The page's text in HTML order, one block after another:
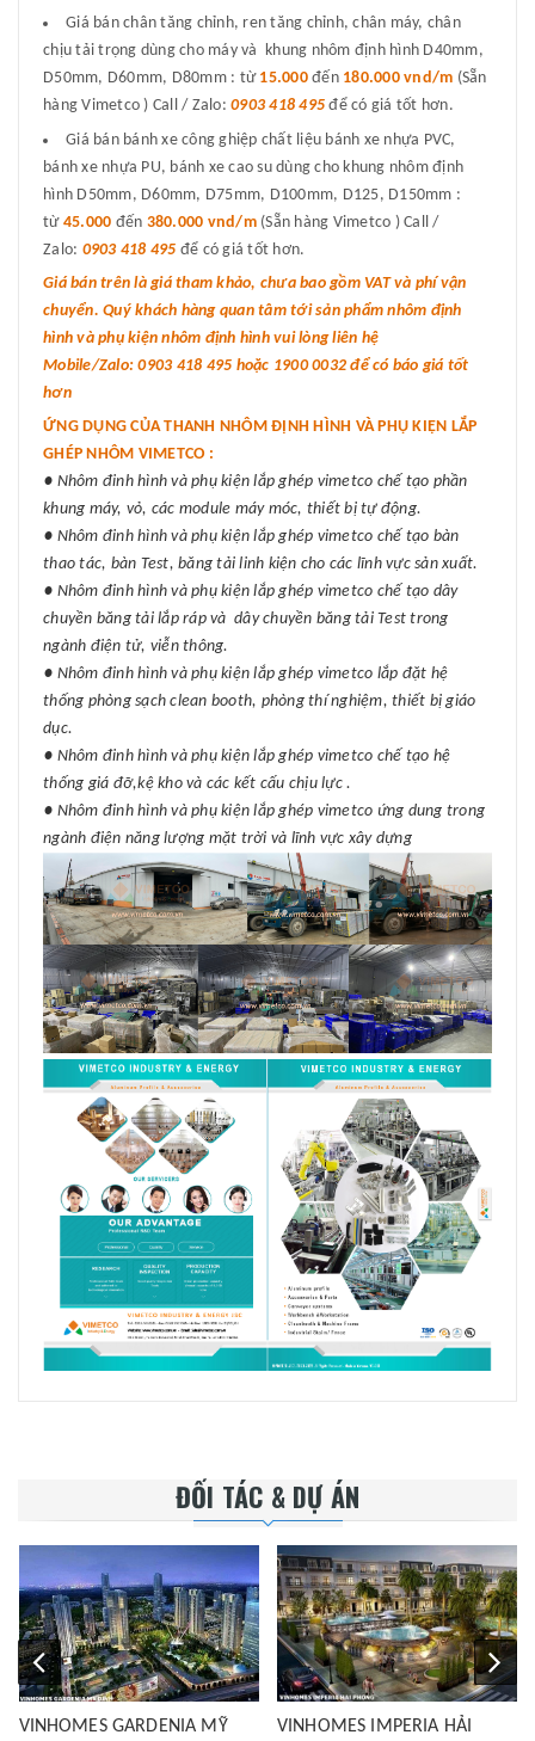
Giá bán chân tăng chỉnh, ren tăng chỉnh, chân máy, chân
chịu tải trọng dùng cho máy và khung nhôm định hình D40mm,
D50mm, D60mm, D80mm : từ 15.000đến 180.000 vnd/m (Sẵn
hàng Vimetco ) Call / Zalo: 0903 418 495 để có giá tốt hơn.
Giá bán bánh xe công ghiệp chất liệu bánh xe nhựa PVC,
bánh xe nhựa PU, bánh xe cao su dùng cho khung nhôm định
hình D50mm, D60mm, D75mm, D100mm, D125, D150mm :
từ 45.000 đến 380.000 vnd/m(Sẵn hàng Vimetco ) Call /
Zalo: 0903 418 495 để có giá tốt hơn.
Giá bán trên là giá tham khảo, chưa bao gồm VAT và phí vận
chuyển. Quý khách hàng quan tâm tới sản phẩm nhôm định
hình và phụ kiện nhôm định hình vui lòng liên hệ
Mobile/Zalo: 0903 418 495 hoặc 1900 0032 để có báo giá tốt
hơn
ỨNG DỤNG CỦA THANH NHÔM ĐỊNH HÌNH VÀ PHỤ KIỆN LẮP
GHÉP NHÔM VIMETCO :
● Nhôm đinh hình và phụ kiện lắp ghép vimetco chế tạo phần
khung máy, vỏ, các module máy móc, thiết bị tự động.
● Nhôm đinh hình và phụ kiện lắp ghép vimetco chế tạo bàn
thao tác, bàn Test, băng tải linh kiện cho các lĩnh vực sản xuất.
● Nhôm đinh hình và phụ kiện lắp ghép vimetco chế tạo dây
chuyền băng tải lắp ráp và dây chuyền băng tải Test trong
ngành điện tử, viễn thông.
● Nhôm đinh hình và phụ kiện lắp ghép vimetco lắp đặt hệ
thống phòng sạch clean booth, phòng thí nghiệm, thiết bị giáo
dục.
● Nhôm đinh hình và phụ kiện lắp ghép vimetco chế tạo hệ
thống giá đỡ,kệ kho và các kết cấu chịu lực .
● Nhôm đinh hình và phụ kiện lắp ghép vimetco ứng dung trong
ngành điện năng lượng mặt trời và lĩnh vực xây dựng
ĐỐI TÁC & DỰ ÁN
VINHOMES GARDENIA MỸ VINHOMES IMPERIA HẢI